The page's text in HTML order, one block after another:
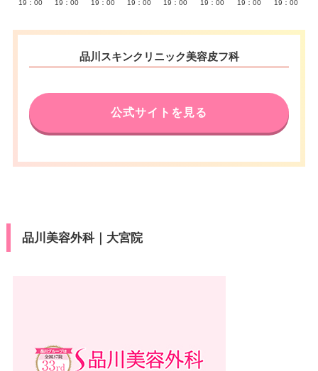
19：00
19：00
19：00
19：00
19：00
19：00
19：00
19：00
品川スキンクリニック美容皮フ科
公式サイトを見る
品川美容外科｜大宮院